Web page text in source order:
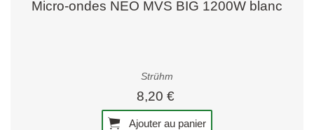
Micro-ondes NEO MVS BIG 1200W blanc
Strühm
8,20 €
Ajouter au panier